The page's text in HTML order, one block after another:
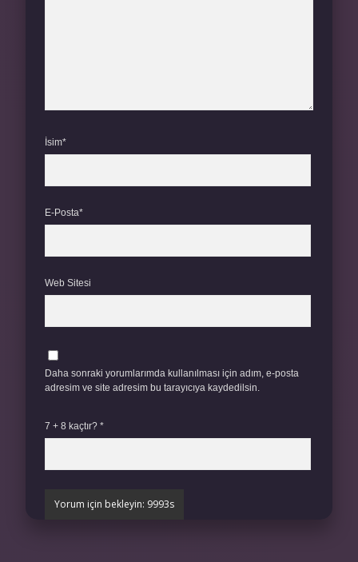
İsim*
E-Posta*
Web Sitesi
Daha sonraki yorumlarımda kullanılması için adım, e-posta
adresim ve site adresim bu tarayıcıya kaydedilsin.
7 + 8 kaçtır? *